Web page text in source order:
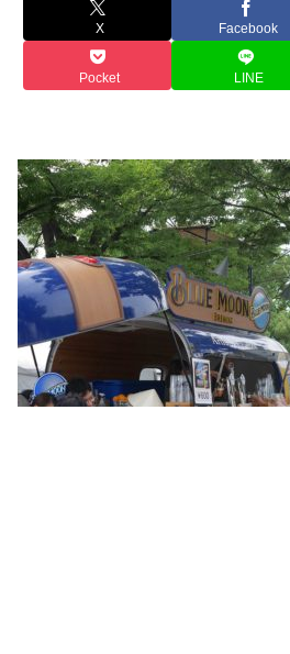
X Facebook
Pocket LINE